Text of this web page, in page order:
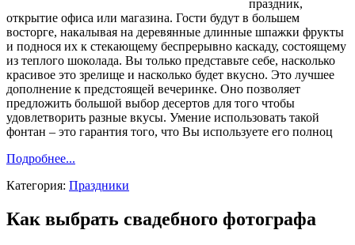
праздник,
открытие офиса или магазина. Гости будут в большем
восторге, накалывая на деревянные длинные шпажки фрукты
и поднося их к стекающему беспрерывно каскаду, состоящему
из теплого шоколада. Вы только представьте себе, насколько
красивое это зрелище и насколько будет вкусно. Это лучшее
дополнение к предстоящей вечеринке. Оно позволяет
предложить большой выбор десертов для того чтобы
удовлетворить разные вкусы. Умение использовать такой
фонтан – это гарантия того, что Вы используете его полноц
Подробнее...
Категория: Праздники
Как выбрать свадебного фотографа